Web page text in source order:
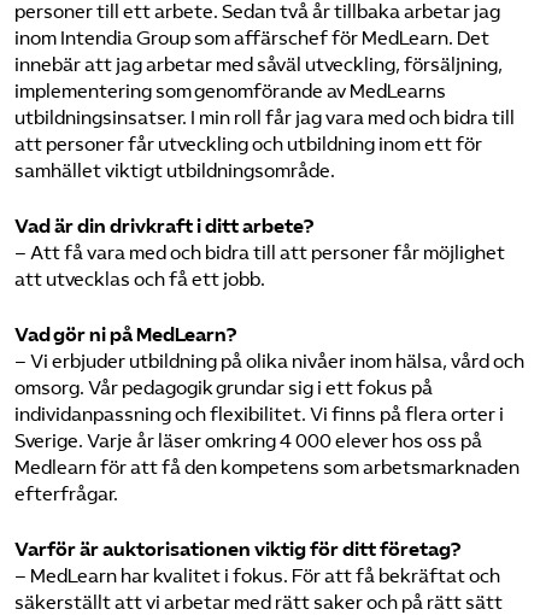
personer till ett arbete. Sedan två år tillbaka arbetar jag
inom Intendia Group som affärschef för MedLearn. Det
innebär att jag arbetar med såväl utveckling, försäljning,
implementering som genomförande av MedLearns
utbildningsinsatser. I min roll får jag vara med och bidra till
att personer får utveckling och utbildning inom ett för
samhället viktigt utbildningsområde.
Vad är din drivkraft i ditt arbete?
– Att få vara med och bidra till att personer får möjlighet
att utvecklas och få ett jobb.
Vad gör ni på MedLearn?
– Vi erbjuder utbildning på olika nivåer inom hälsa, vård och
omsorg. Vår pedagogik grundar sig i ett fokus på
individanpassning och flexibilitet. Vi finns på flera orter i
Sverige. Varje år läser omkring 4 000 elever hos oss på
Medlearn för att få den kompetens som arbetsmarknaden
efterfrågar.
Varför är auktorisationen viktig för ditt företag?
– MedLearn har kvalitet i fokus. För att få bekräftat och
säkerställt att vi arbetar med rätt saker och på rätt sätt